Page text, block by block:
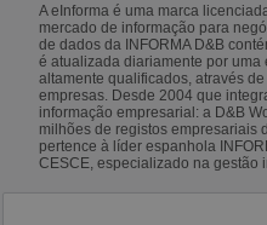
A eInforma é uma marca
mercado de informação para
de dados da INFORMA D&B
é atualizada diariamente por
altamente qualificados, através
empresas. Desde 2004 que
informação empresarial: a D&B
milhões de registos empresariais
pertence à líder espanhola
CESCE, especializado na gestão